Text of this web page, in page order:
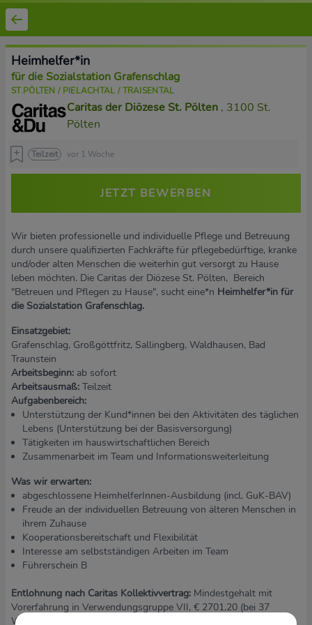
Heimhelfer*in
für die Sozialstation Grafenschlag
ST.PÖLTEN / PIELACHTAL / TRAISENTAL
Caritas der Diözese St. Pölten , 3100 St.
Pölten
Teilzeit vor 1 Woche
JETZT BEWERBEN
Wir bieten professionelle und individuelle Pflege und Betreuung
durch unsere qualifizierten Fachkräfte für pflegebedürftige, kranke
und/oder alten Menschen die weiterhin gut versorgt zu Hause
leben möchten. Die Caritas der Diözese St. Pölten, Bereich
"Betreuen und Pflegen zu Hause", sucht eine*n Heimhelfer*in für
die Sozialstation Grafenschlag.
Einsatzgebiet:
Grafenschlag, Großgöttfritz, Sallingberg, Waldhausen, Bad
Traunstein
Arbeitsbeginn: ab sofort
Arbeitsausmaß: Teilzeit
Aufgabenbereich:
Unterstützung der Kund*innen bei den Aktivitäten des täglichen
Lebens (Unterstützung bei der Basisversorgung)
Tätigkeiten im hauswirtschaftlichen Bereich
Zusammenarbeit im Team und Informationsweiterleitung
Was wir erwarten:
abgeschlossene HeimhelferInnen-Ausbildung (incl. GuK-BAV)
Freude an der individuellen Betreuung von älteren Menschen in
ihrem Zuhause
Kooperationsbereitschaft und Flexibilität
Interesse am selbstständigen Arbeiten im Team
Führerschein B
Entlohnung nach Caritas Kollektivvertrag: Mindestgehalt mit
Vorerfahrung in Verwendungsgruppe VII, € 2701,20 (bei 37
WoStd/).Einreihung in höhere Gehaltsstufen je nach